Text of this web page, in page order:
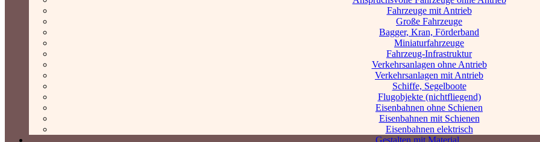
Fahrzeuge mit Antrieb
Große Fahrzeuge
Bagger, Kran, Förderband
Miniaturfahrzeuge
Fahrzeug-Infrastruktur
Verkehrsanlagen ohne Antrieb
Verkehrsanlagen mit Antrieb
Schiffe, Segelboote
Flugobjekte (nichtfliegend)
Eisenbahnen ohne Schienen
Eisenbahnen mit Schienen
Eisenbahnen elektrisch
Gestalten mit Material